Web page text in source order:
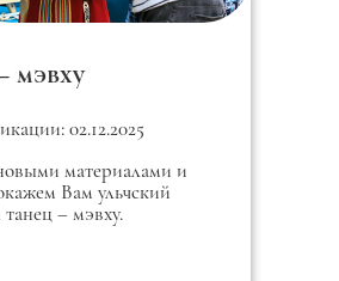
мэвху
02.12.2025
материалами и
Вам ульчский
– мэвху.